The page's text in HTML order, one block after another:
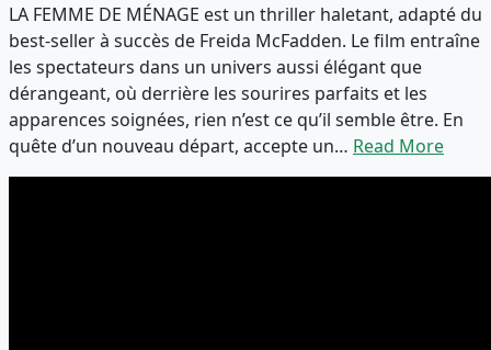
LA FEMME DE MÉNAGE est un thriller haletant, adapté du
best-seller à succès de Freida McFadden. Le film entraîne
les spectateurs dans un univers aussi élégant que
dérangeant, où derrière les sourires parfaits et les
apparences soignées, rien n’est ce qu’il semble être. En
quête d’un nouveau départ, accepte un… Read More